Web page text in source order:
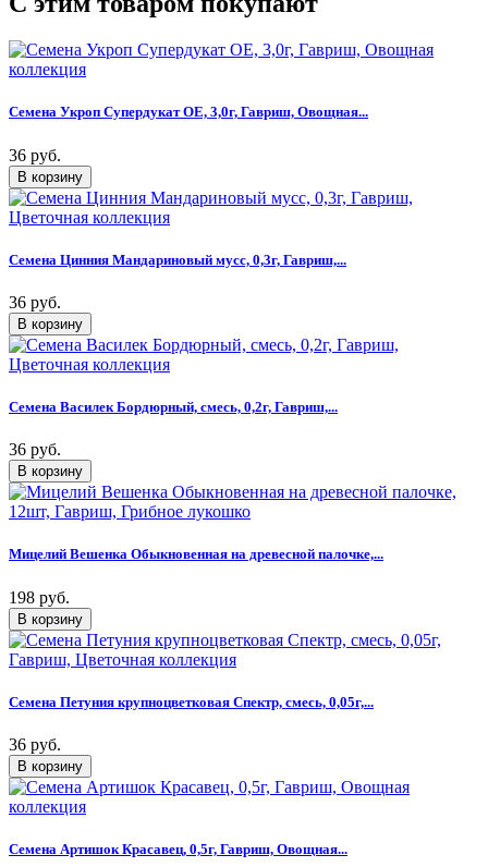
Семена Укроп Супердукат ОЕ, 3,0г, Гавриш, Овощная...
36 руб.
Семена Цинния Мандариновый мусс, 0,3г, Гавриш,...
36 руб.
Семена Василек Бордюрный, смесь, 0,2г, Гавриш,...
36 руб.
Мицелий Вешенка Обыкновенная на древесной палочке,...
198 руб.
Семена Петуния крупноцветковая Спектр, смесь, 0,05г,...
36 руб.
Семена Артишок Красавец, 0,5г, Гавриш, Овощная...